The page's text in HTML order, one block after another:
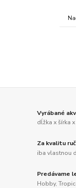
Vyrábané
dĺžka x šírka
Za kvalitu
iba vlastnou
Predávame
Hobby,